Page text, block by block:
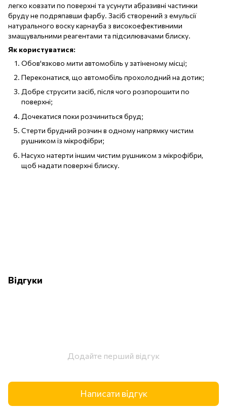
легко ковзати по поверхні та усунути абразивні частинки
бруду не подряпавши фарбу. Засіб створений з емульсії
натурального воску карнауба з високоефективними
змащувальними реагентами та підсилювачами блиску.
Як користуватися:
Обов'язково мити автомобіль у затіненому місці;
Переконатися, що автомобіль прохолодний на дотик;
Добре струсити засіб, після чого розпорошити по
поверхні;
Дочекатися поки розчиниться бруд;
Стерти брудний розчин в одному напрямку чистим
рушником із мікрофібри;
Насухо натерти іншим чистим рушником з мікрофібри,
щоб надати поверхні блиску.
Відгуки
Додайте перший відгук
Написати відгук